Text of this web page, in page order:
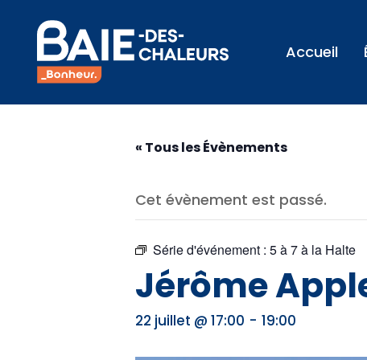
Accueil
« Tous les Évènements
Cet évènement est passé.
Série d'événement : 5 à 7 à la Halte
Jérôme
22 juillet @ 17:00 - 19:00